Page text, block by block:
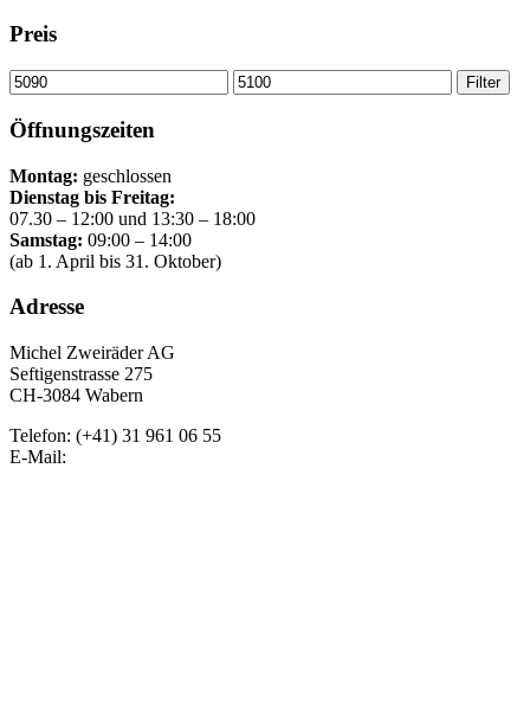
Preis
Min.
Preis
Max.
Preis
Filter
Öffnungszeiten
Montag: geschlossen
Dienstag bis Freitag:
07.30 – 12:00 und 13:30 – 18:00
Samstag: 09:00 – 14:00
(ab 1. April bis 31. Oktober)
Adresse
Michel Zweiräder AG
Seftigenstrasse 275
CH-3084 Wabern
Telefon: (+41) 31 961 06 55
E-Mail: